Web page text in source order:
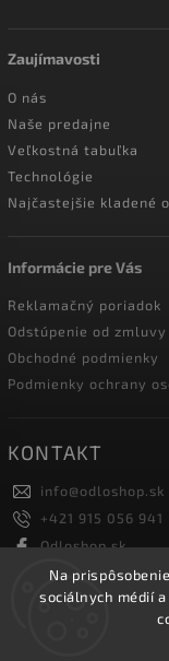
Na
sociálnych médií
Zaujímavosti
O nás
Naše predajne
Veľkostná tabuľka
Technológie
Najčastejšie kladené
Informácie pre Vás
Reklamačný poriadok
Odstúpenie od zmluvy
Obchodné podmienky
Podmienky ochrany
KONTAKT
info@odloshop.sk
+421 915 056 941
Odloshop.sk